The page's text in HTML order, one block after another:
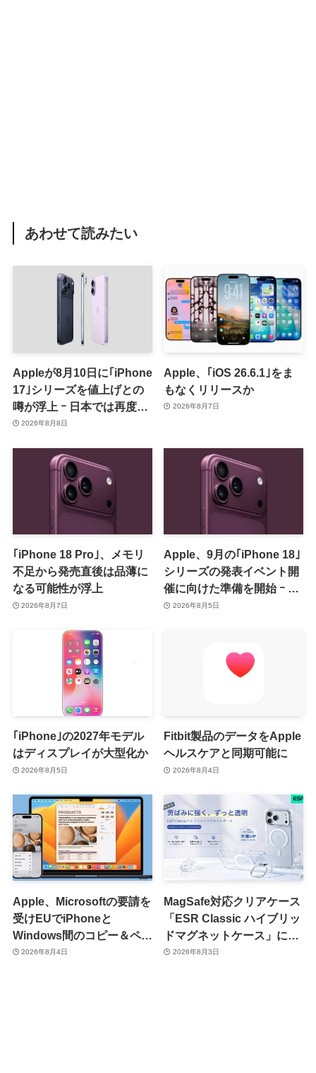
あわせて読みたい
Appleが8月10日に｢iPhone
17｣シリーズを値上げとの
噂が浮上 ｰ 日本では再度値
上げの可能性も?!
2026年8月8日
Apple、｢iOS 26.6.1｣をま
もなくリリースか
2026年8月7日
｢iPhone 18 Pro｣、メモリ
不足から発売直後は品薄に
なる可能性が浮上
2026年8月7日
Apple、9月の｢iPhone 18｣
シリーズの発表イベント開
催に向けた準備を開始 ｰ 9
月8日か9月9日に開催見込
2026年8月5日
｢iPhone｣の2027年モデル
はディスプレイが大型化か
2026年8月5日
Fitbit製品のデータをApple
ヘルスケアと同期可能に
2026年8月4日
Apple、Microsoftの要請を
受けEUでiPhoneと
Windows間のコピー＆ペー
スト機能を提供へ
2026年8月4日
MagSafe対応クリアケース
「ESR Classic ハイブリッ
ドマグネットケース」に黄
ばみへの耐久性を向上させ
2026年8月3日